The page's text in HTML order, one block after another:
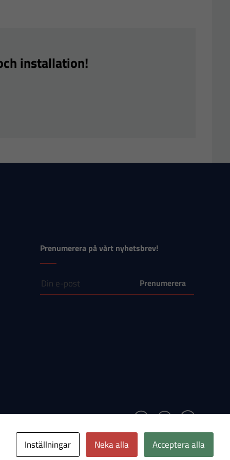
installation!
Prenumerera på vårt nyhetsbrev!
E-post
Inställningar Neka alla Acceptera alla